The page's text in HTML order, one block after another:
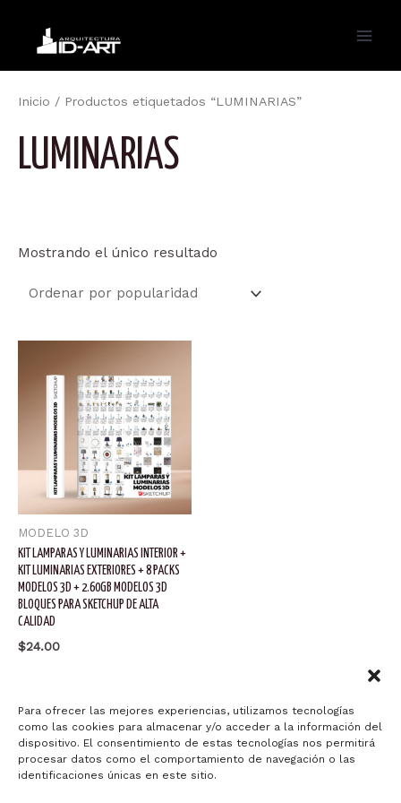
Para ofrecer las mejores experiencias, utilizamos tecnologías
como las cookies para almacenar y/o acceder a la información del
dispositivo. El consentimiento de estas tecnologías nos permitirá
procesar datos como el comportamiento de navegación o las
identificaciones únicas en este sitio.
contenido
Inicio / Productos etiquetados “LUMINARIAS”
LUMINARIAS
Mostrando el único resultado
MODELO 3D
KIT LAMPARAS Y LUMINARIAS INTERIOR +
KIT LUMINARIAS EXTERIORES + 8 PACKS
MODELOS 3D + 2.60GB MODELOS 3D
BLOQUES PARA SKETCHUP DE ALTA
CALIDAD
$24.00